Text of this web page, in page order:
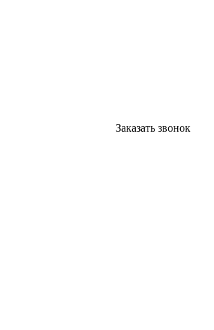
Заказать звонок